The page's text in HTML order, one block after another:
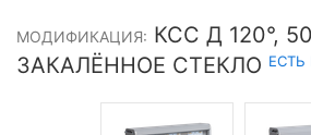
МОДИФИКАЦИЯ: КСС Д 120°,
ЗАКАЛЁННОЕ СТЕКЛО ЕСТЬ